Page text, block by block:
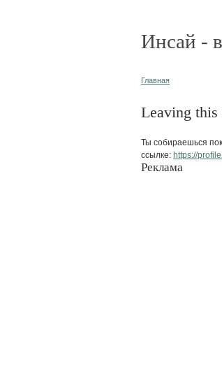
Инсай -
Главная
Leaving this
Ты собираешься
ссылке: https://
Реклама